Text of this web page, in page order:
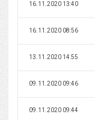
16.11.2020 13:40
16.11.2020 08:56
13.11.2020 14:55
09.11.2020 09:46
09.11.2020 09:44